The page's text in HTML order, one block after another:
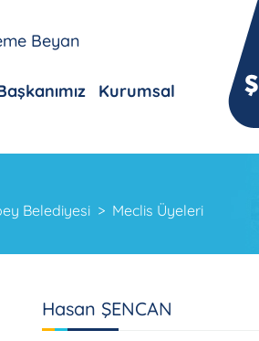
Beyan
Kurumsal
Belediyesi Meclis Üyeleri
Hasan ŞENCAN